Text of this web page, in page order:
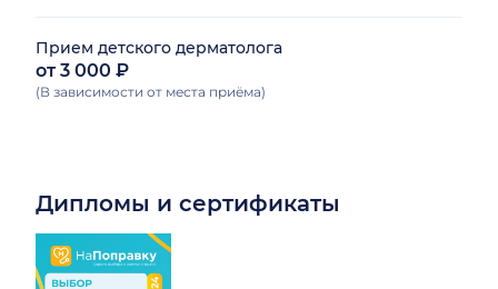
Прием детского дерматолога
от 3 000 ₽
(В зависимости от места приёма)
Дипломы и сертификаты